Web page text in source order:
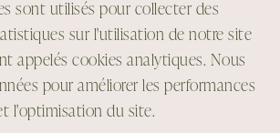
sont utilisés pour collecter des
sur l'utilisation de notre site
appelés cookies analytiques. Nous
pour améliorer les performances
l'optimisation du site.